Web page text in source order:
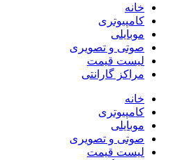
خانه
کامپیوتری
موبایلی
صوتی و تصویری
لیست قیمت
مراکز گارانتی
خانه
کامپیوتری
موبایلی
صوتی و تصویری
لیست قیمت